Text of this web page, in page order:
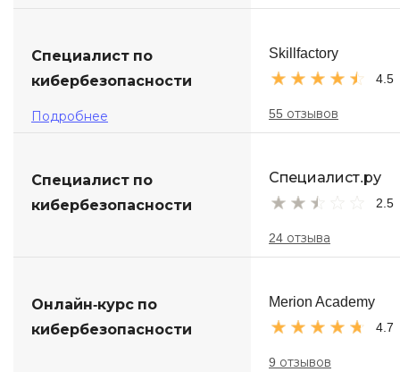
Специалист по
кибербезопасности
Подробнее
Skillfactory
4.5
55 отзывов
Специалист по
кибербезопасности
Специалист.ру
2.5
24 отзыва
Онлайн-курс по
кибербезопасности
Merion Academy
4.7
9 отзывов